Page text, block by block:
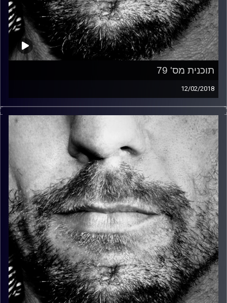
תוכנית מס' 79
12/02/2018
זיפים, מוזיקה מחוספסת של הופעות חיות. הרבה ג'אם, רוק,
בלוז, bluegrass, ג'אז, Fאנק, פרוגרסיב ואפילו אלקטרוניקה.
כל מה שחי, אמיתי ונושם.
עם שמוליק רגב.
קרדיט תמונות: David Goehring